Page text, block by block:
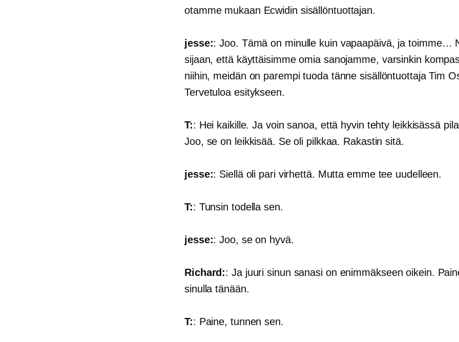
otamme mukaan Ecwidin sisällöntuottajan.
jesse:: Joo. Tämä on minulle kuin vapaapäivä, ja toimme…
sijaan, että käyttäisimme omia sanojamme, varsinkin
niihin, meidän on parempi tuoda tänne sisällöntuottaja Tim
Tervetuloa esitykseen.
T:: Hei kaikille. Ja voin sanoa, että hyvin tehty leikkisässä
Joo, se on leikkisää. Se oli pilkkaa. Rakastin sitä.
jesse:: Siellä oli pari virhettä. Mutta emme tee uudelleen.
T:: Tunsin todella sen.
jesse:: Joo, se on hyvä.
Richard:: Ja juuri sinun sanasi on enimmäkseen oikein.
sinulla tänään.
T:: Paine, tunnen sen.